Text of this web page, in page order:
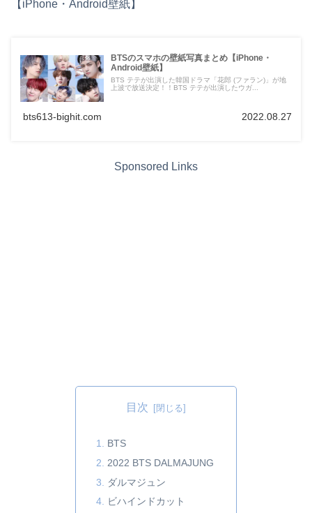
【iPhone・Android壁紙】
BTSのスマホの壁紙写真まとめ【iPhone・
Android壁紙】
BTS テテが出演した韓国ドラマ「花郎 (ファラン)」が地
上波で放送決定！！BTS テテが出演したウガ...
bts613-bighit.com 2022.08.27
Sponsored Links
目次
BTS
2022 BTS DALMAJUNG
ダルマジュン
ビハインドカット